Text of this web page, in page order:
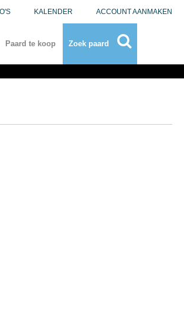
KALENDER ACCOUNT AANMAKEN
Paard te koop Zoek paard